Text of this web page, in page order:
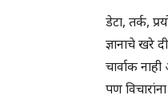
डेटा, तर्क,
ज्ञानाचे खरे
चार्वाक
पण